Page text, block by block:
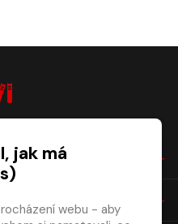
jak má
webu - aby